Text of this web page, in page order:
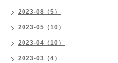
2023-08（5）
2023-05（10）
2023-04（10）
2023-03（4）